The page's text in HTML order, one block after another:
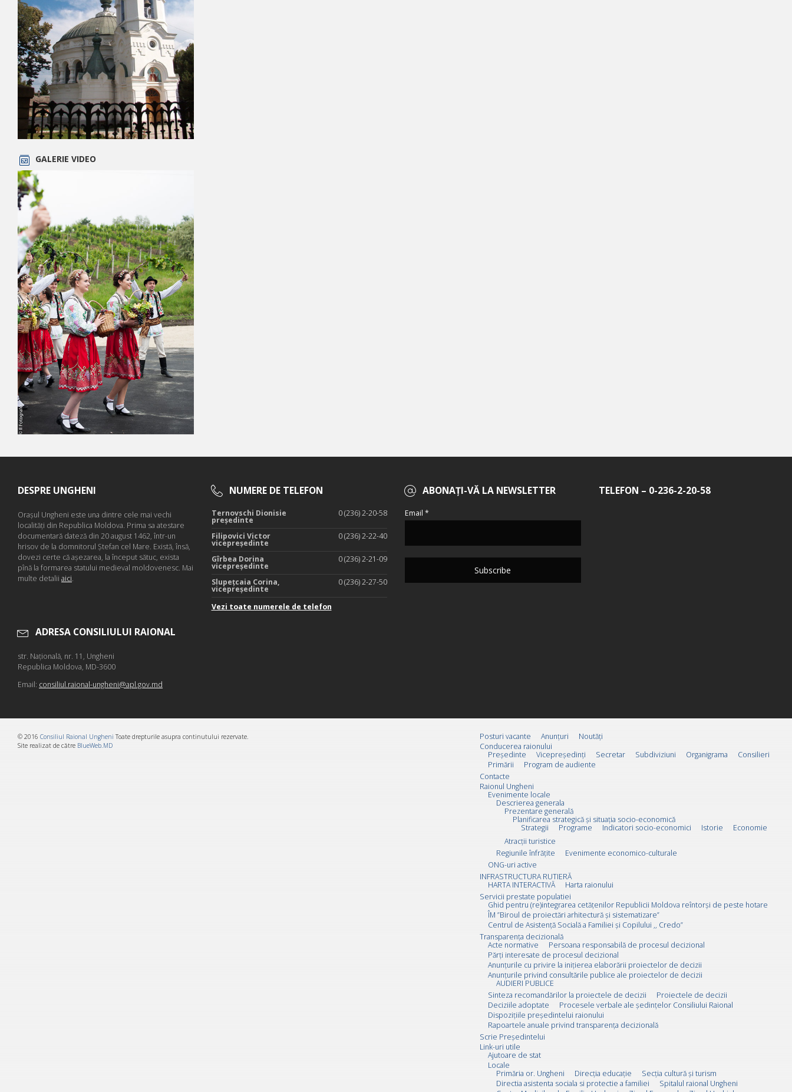
GALERIE VIDEO
DESPRE UNGHENI
Oraşul Ungheni este una dintre cele mai vechi
localităţi din Republica Moldova. Prima sa atestare
documentară dateză din 20 august 1462, într-un
hrisov de la domnitorul Ştefan cel Mare. Există, însă,
dovezi certe că aşezarea, la început sătuc, exista
pînă la formarea statului medieval moldovenesc. Mai
multe detalii aici.
NUMERE DE TELEFON
Ternovschi Dionisie
președinte
0 (236) 2-20-58
Filipovici Victor
vicepreședinte
0 (236) 2-22-40
Gîrbea Dorina
vicepreședinte
0 (236) 2-21-09
Slupețcaia Corina,
vicepreședinte
0 (236) 2-27-50
Vezi toate numerele de telefon
ABONAȚI-VĂ LA NEWSLETTER
Email *
TELEFON – 0-236-2-20-58
ADRESA CONSILIULUI RAIONAL
str. Naţională, nr. 11, Ungheni
Republica Moldova, MD-3600
Email: consiliul.raional-ungheni@apl.gov.md
Posturi vacante Anunțuri
Noutăți
Conducerea raionului
Preşedinte
Vicepreşedinţi Secretar Subdiviziuni Organigrama
Consilieri
Primării
Program de audiente
Contacte
Raionul Ungheni
Evenimente locale
Descrierea generala
Prezentare generală
Planificarea strategică și situația socio-economică
Strategii
Programe Indicatori socio-economici Istorie
Economie
Atracții turistice
Regiunile înfrățite
Evenimente economico-culturale
ONG-uri active
INFRASTRUCTURA RUTIERĂ
HARTA INTERACTIVĂ
Harta raionului
Servicii prestate populatiei
Ghid pentru (re)integrarea cetățenilor Republicii Moldova reîntorși de peste hotare
ÎM ”Biroul de proiectări arhitectură și sistematizare”
Centrul de Asistență Socială a Familiei și Copilului ,, Credo”
Transparența decizională
Acte normative
Persoana responsabilă de procesul decizional
Părți interesate de procesul decizional
Anunțurile cu privire la inițierea elaborării proiectelor de decizii
Anunțurile privind consultările publice ale proiectelor de decizii
AUDIERI PUBLICE
Sinteza recomandărilor la proiectele de decizii
Proiectele de decizii
Deciziile adoptate
Procesele verbale ale ședințelor Consiliului Raional
Dispozițiile președintelui raionului
Rapoartele anuale privind transparența decizională
Scrie Preşedintelui
Link-uri utile
Ajutoare de stat
Locale
Primăria or. Ungheni
Direcția educație
Secția cultură și turism
Directia asistenta sociala si protectie a familiei
Spitalul raional Ungheni
© 2016 Consiliul Raional Ungheni Toate drepturile asupra continutului rezervate.
Site realizat de către BlueWeb.MD